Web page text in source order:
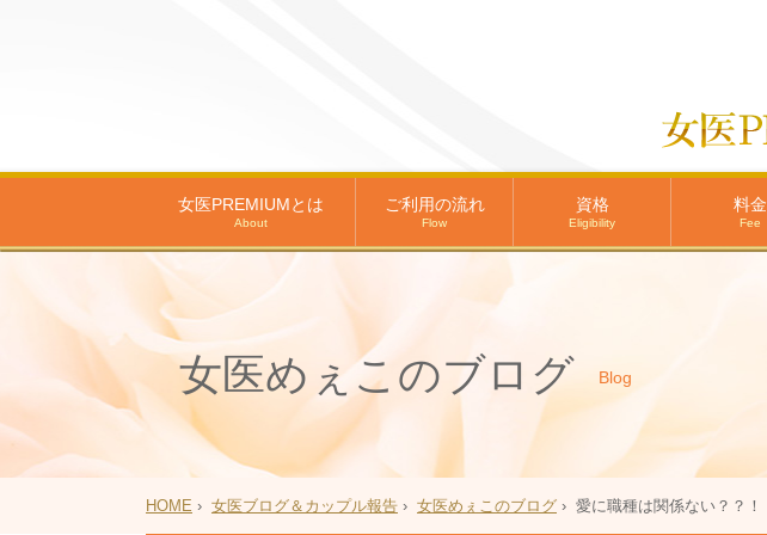
女医PREMIUMとは
About
ご利用の流れ
Flow
資格
Eligibility
料金
Fee
女医めぇこのブログ Blog
HOME › 女医ブログ＆カップル報告 › 女医めぇこのブログ › 愛に職種は関係ない？？！